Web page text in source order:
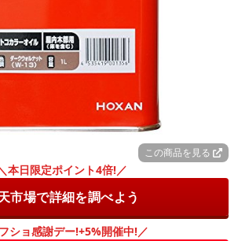
この商品を見る
本日限定ポイント4倍!／
市場で詳細を調べよう
ショ感謝デー!+5%開催中!／